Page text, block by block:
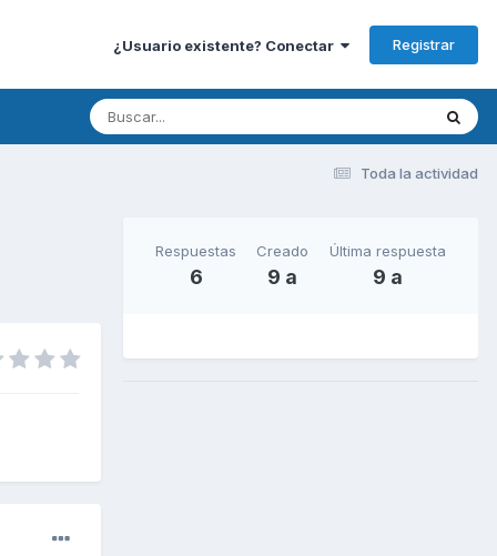
¿Usuario existente? Conectar Registrar
Toda la actividad
Respuestas
6
Creado
9 a
Última respuesta
9 a